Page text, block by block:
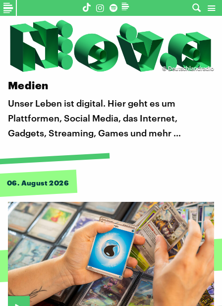
©Deutschlandradio
Medien
Unser Leben ist digital. Hier geht es um
Plattformen, Social Media, das Internet,
Gadgets, Streaming, Games und mehr …
06. August 2026